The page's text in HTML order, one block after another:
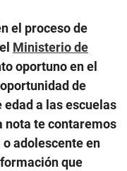
el proceso de
Ministerio de
oportuno en el
de
a las escuelas
nota te contaremos
adolescente en
que